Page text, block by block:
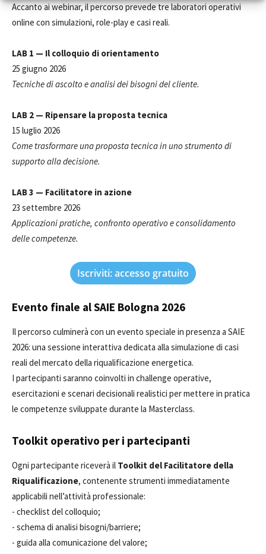
Accanto ai webinar, il percorso prevede tre laboratori operativi
online con simulazioni, role-play e casi reali.
LAB 1 — Il colloquio di orientamento
25 giugno 2026
Tecniche di ascolto e analisi dei bisogni del cliente.
LAB 2 — Ripensare la proposta tecnica
15 luglio 2026
Come trasformare una proposta tecnica in uno strumento di
supporto alla decisione.
LAB 3 — Facilitatore in azione
23 settembre 2026
Applicazioni pratiche, confronto operativo e consolidamento
delle competenze.
Iscriviti: accesso gratuito
Evento finale al SAIE Bologna 2026
Il percorso culminerà con un evento speciale in presenza a SAIE
2026: una sessione interattiva dedicata alla simulazione di casi
reali del mercato della riqualificazione energetica.
I partecipanti saranno coinvolti in challenge operative,
esercitazioni e scenari decisionali realistici per mettere in pratica
le competenze sviluppate durante la Masterclass.
Toolkit operativo per i partecipanti
Ogni partecipante riceverà il Toolkit del Facilitatore della
Riqualificazione, contenente strumenti immediatamente
applicabili nell’attività professionale:
- checklist del colloquio;
- schema di analisi bisogni/barriere;
- guida alla comunicazione del valore;